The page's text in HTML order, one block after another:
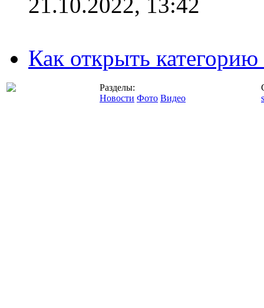
Как открыть
Разделы:
Новости Фото Видео